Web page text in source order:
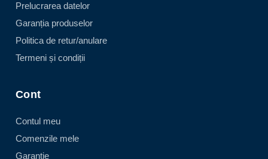
Prelucrarea datelor
Garanția produselor
Politica de retur/anulare
Termeni și condiții
Cont
Contul meu
Comenzile mele
Garanție